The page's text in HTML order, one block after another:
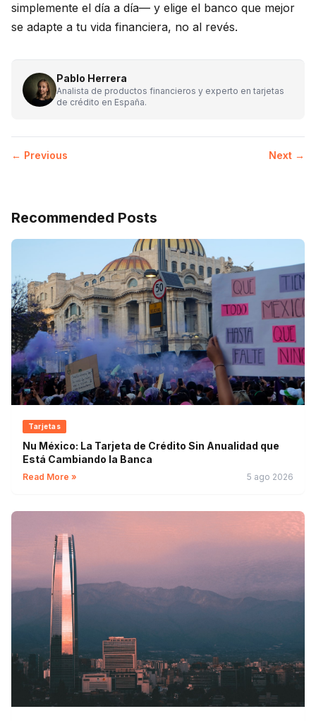
simplemente el día a día— y elige el banco que mejor
se adapte a tu vida financiera, no al revés.
Pablo Herrera
Analista de productos financieros y experto en tarjetas
de crédito en España.
← Previous Next →
Recommended Posts
Tarjetas
Nu México: La Tarjeta de Crédito Sin Anualidad que
Está Cambiando la Banca
Read More » 5 ago 2026